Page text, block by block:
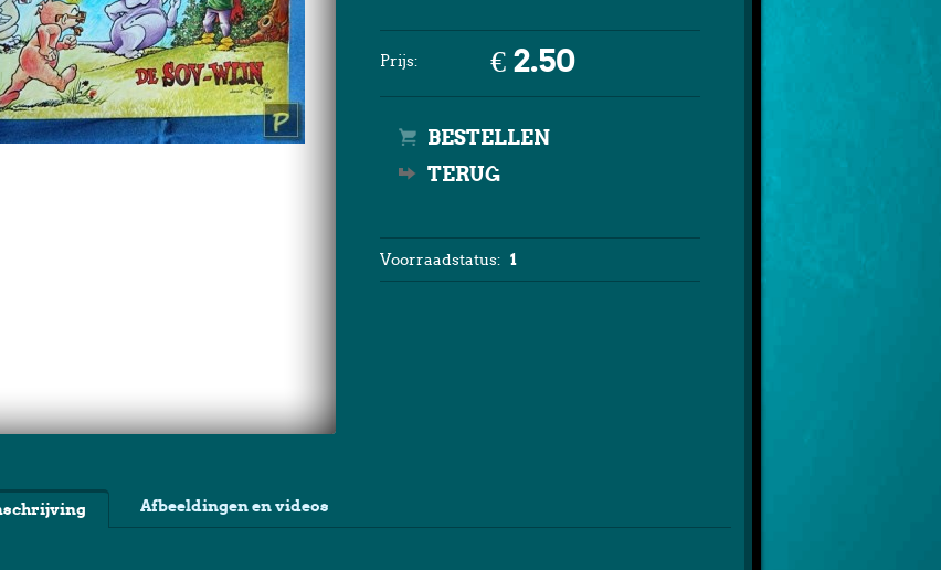
Prijs: € 2.50
TERUG
Voorraadstatus: 1
Afbeeldingen en videos